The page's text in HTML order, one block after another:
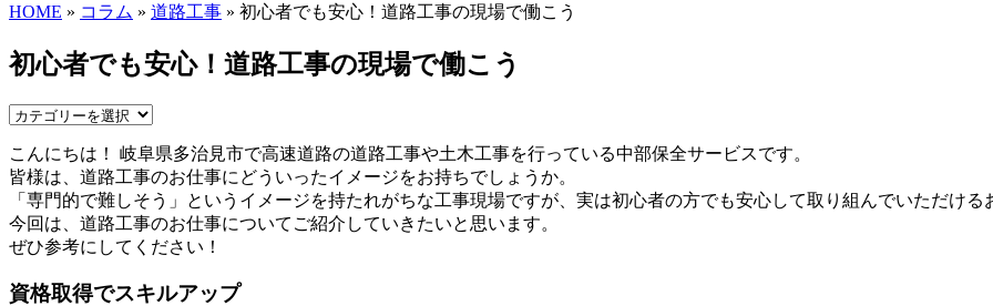
HOME » コラム » 道路工事 » 初心者でも安心！道路工事の現場で働こう
初心者でも安心！道路工事の現場で働こう
こんにちは！ 岐阜県多治見市で高速道路の道路工事や土木工事を行っている中部保全サービスです。
皆様は、道路工事のお仕事にどういったイメージをお持ちでしょうか。
「専門的で難しそう」というイメージを持たれがちな工事現場ですが、実は初心者の方でも安心して取り組んでいただける
今回は、道路工事のお仕事についてご紹介していきたいと思います。
ぜひ参考にしてください！
資格取得でスキルアップ